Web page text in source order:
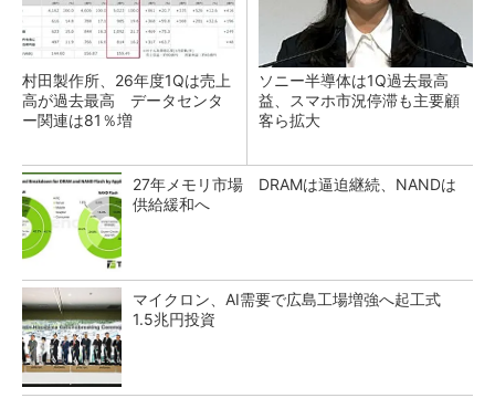
村田製作所、26年度1Qは売上
高が過去最高 データセンタ
ー関連は81％増
ソニー半導体は1Q過去最高
益、スマホ市況停滞も主要顧
客ら拡大
27年メモリ市場 DRAMは逼迫継続、NANDは
供給緩和へ
マイクロン、AI需要で広島工場増強へ起工式
1.5兆円投資